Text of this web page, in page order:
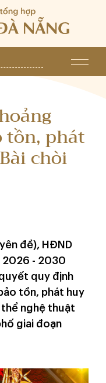
tồn, phát
chòi
đề), HĐND
2026 - 2030
quy định
tồn, phát huy
thể nghệ thuật
giai đoạn